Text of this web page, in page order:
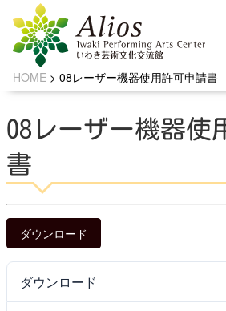
背景の色
ソーシ
HOME > 08レーザー機器使用許可申請書
08レーザー機器使
書
ダウンロード
ダウンロード